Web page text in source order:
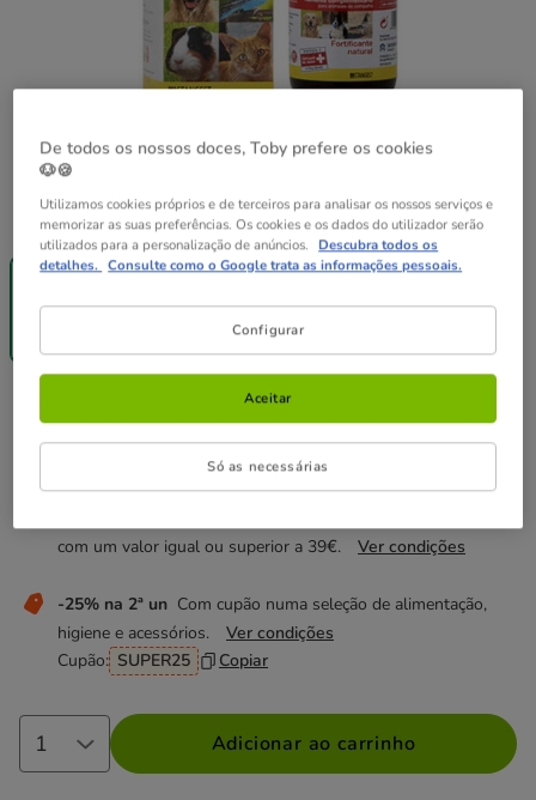
Formato:250 ml
Entrega
Grátis
Não perca estas promoções!
com um valor igual ou superior a 39€.
Ver condições
-25% na 2ª un Com cupão numa seleção de alimentação,
higiene e acessórios.
Ver condições
Cupão: SUPER25 Copiar
Preço 30.99€, 0.12 EUR por ml
Adicionar ao carrinho
De todos os nossos doces, Toby prefere os cookies
🐶🍪
Utilizamos cookies próprios e de terceiros para analisar os nossos serviços e
memorizar as suas preferências. Os cookies e os dados do utilizador serão
utilizados para a personalização de anúncios. Descubra todos os
detalhes. Consulte como o Google trata as informações pessoais.
Configurar
Só as necessárias
Aceitar